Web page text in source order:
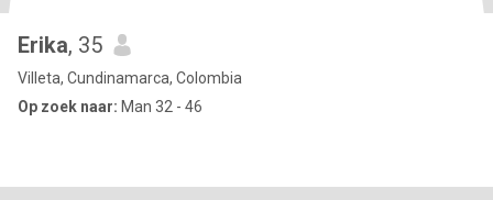
Erika, 35
Villeta, Cundinamarca, Colombia
Op zoek naar: Man 32 - 46